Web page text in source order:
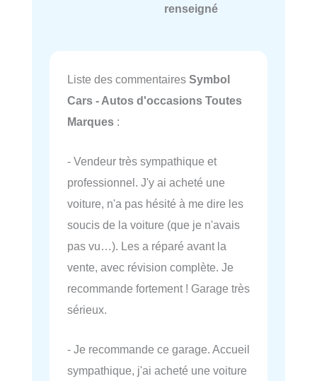
renseigné
Liste des commentaires Symbol
Cars - Autos d'occasions Toutes
Marques :
- Vendeur très sympathique et
professionnel. J'y ai acheté une
voiture, n'a pas hésité à me dire les
soucis de la voiture (que je n'avais
pas vu…). Les a réparé avant la
vente, avec révision complète. Je
recommande fortement ! Garage très
sérieux.
- Je recommande ce garage. Accueil
sympathique, j'ai acheté une voiture